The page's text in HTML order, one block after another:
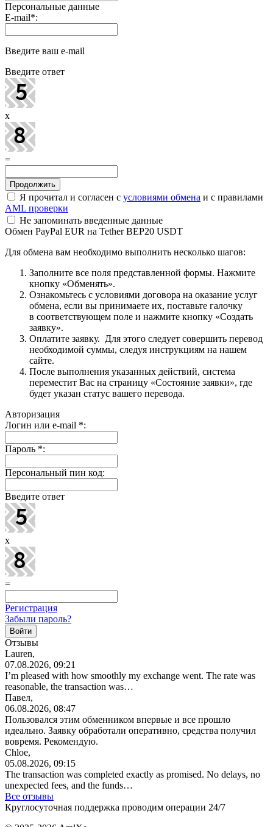
Персональные данные
E-mail*:
Введите ваш e-mail
Введите ответ
x
=
Я прочитал и согласен с условиями обмена и с правилами
AML проверки
Не запоминать введенные данные
Обмен PayPal EUR на Tether BEP20 USDT
Для обмена вам необходимо выполнить несколько шагов:
Заполните все поля представленной формы. Нажмите
кнопку «Обменять».
Ознакомьтесь с условиями договора на оказание услуг
обмена, если вы принимаете их, поставьте галочку
в соответствующем поле и нажмите кнопку «Создать
заявку».
Оплатите заявку. Для этого следует совершить перевод
необходимой суммы, следуя инструкциям на нашем
сайте.
После выполнения указанных действий, система
переместит Вас на страницу «Состояние заявки», где
будет указан статус вашего перевода.
Авторизация
Логин или e-mail *:
Пароль *:
Персональный пин код:
Введите ответ
x
=
Регистрация
Забыли пароль?
Отзывы
Lauren,
07.08.2026, 09:21
I’m pleased with how smoothly my exchange went. The rate was
reasonable, the transaction was…
Павел,
06.08.2026, 08:47
Пользовался этим обменником впервые и все прошло
идеально. Заявку обработали оперативно, средства получил
вовремя. Рекомендую.
Chloe,
05.08.2026, 09:15
The transaction was completed exactly as promised. No delays, no
unexpected fees, and the funds…
Все отзывы
Круглосуточная поддержка проводим операции 24/7